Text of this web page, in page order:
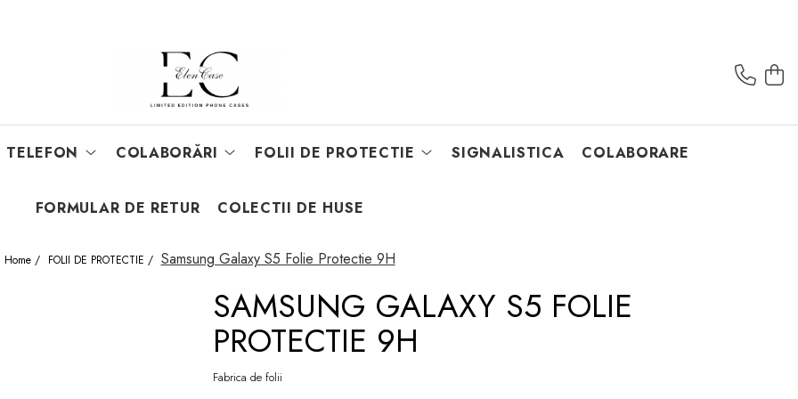
TELEFON COLABORĂRI FOLII DE PROTECTIE SIGNALISTICA COLABORARE
FORMULAR DE RETUR COLECTII DE HUSE
Home / FOLII DE PROTECTIE / Samsung Galaxy S5 Folie Protectie 9H
SAMSUNG GALAXY S5 FOLIE
PROTECTIE 9H
Fabrica de folii